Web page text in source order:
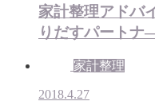
家計整理アドバ
りだすパートナ
家計整理
2018.4.27